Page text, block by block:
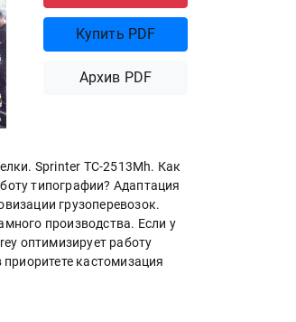
Купить PDF
Архив PDF
Sprinter ТС-2513Mh. Как
типографии? Адаптация
грузоперевозок.
производства. Если у
оптимизирует работу
кастомизация